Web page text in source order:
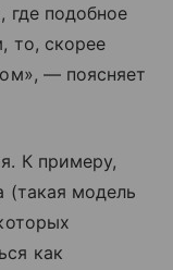
где подобное
то, скорее
— поясняет
К примеру,
(такая модель
как